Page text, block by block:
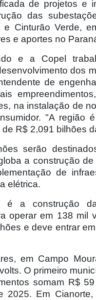
de projetos e
das
Cinturão Verde,
e aportes no
e a Copel
dos
de
na instalação de
"A região
R$ 2,091 bilhões
serão
a construção
de
elétrica.
é a construção
operar em 138 mil
e deve entrar
em Campo
O primeiro
somam R$
Em